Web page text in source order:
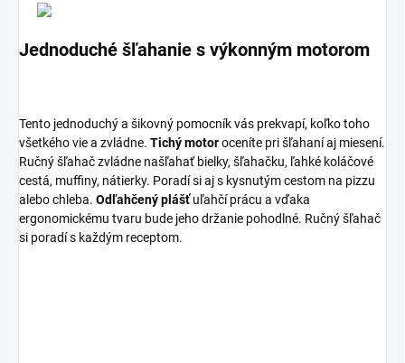
Jednoduché šľahanie s výkonným motorom
Tento jednoduchý a šikovný pomocník vás prekvapí, koľko toho
všetkého vie a zvládne. Tichý motoroceníte pri šľahaní aj miesení.
Ručný šľahač zvládne našľahať bielky, šľahačku, ľahké koláčové
cestá, muffiny, nátierky. Poradí si aj s kysnutým cestom na pizzu
alebo chleba. Odľahčený plášťuľahčí prácu a vďaka
ergonomickému tvaru bude jeho držanie pohodlné. Ručný šľahač
si poradí s každým receptom.